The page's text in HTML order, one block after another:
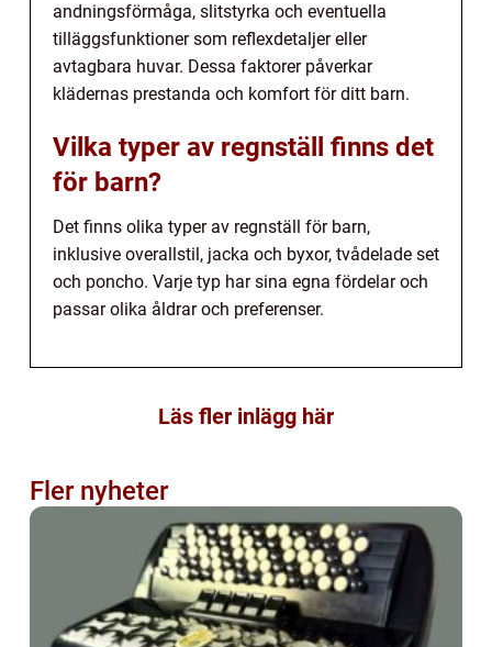
andningsförmåga, slitstyrka och eventuella
tilläggsfunktioner som reflexdetaljer eller
avtagbara huvar. Dessa faktorer påverkar
klädernas prestanda och komfort för ditt barn.
Vilka typer av regnställ finns det
för barn?
Det finns olika typer av regnställ för barn,
inklusive overallstil, jacka och byxor, tvådelade set
och poncho. Varje typ har sina egna fördelar och
passar olika åldrar och preferenser.
Läs fler inlägg här
Fler nyheter